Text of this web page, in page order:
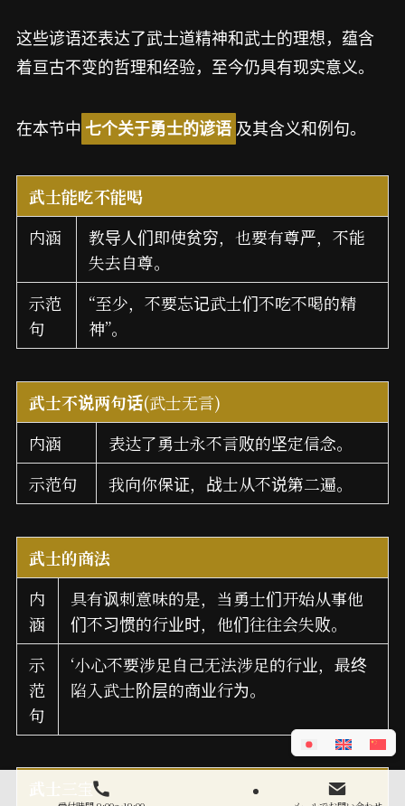
这些谚语还表达了武士道精神和武士的理想，蕴含
着亘古不变的哲理和经验，至今仍具有现实意义。
在本节中 七个关于勇士的谚语 及其含义和例句。
武士能吃不能喝
内涵
教导人们即使贫穷，也要有尊严，不能
失去自尊。
示范
句
“至少，不要忘记武士们不吃不喝的精
神”。
武士不说两句话(武士无言)
内涵
表达了勇士永不言败的坚定信念。
示范句
我向你保证，战士从不说第二遍。
武士的商法
内
涵
具有讽刺意味的是，当勇士们开始从事他
们不习惯的行业时，他们往往会失败。
示
范
句
‘小心不要涉足自己无法涉足的行业，最终
陷入武士阶层的商业行为。
武士 三宝